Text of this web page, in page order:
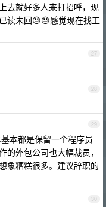
去就好多人来打招呼，现
读未回😓😓感觉现在找工
27
28
29
本都是保留一个程序员
外包公司也大幅裁员，
象糟糕很多。建议辞职的
30